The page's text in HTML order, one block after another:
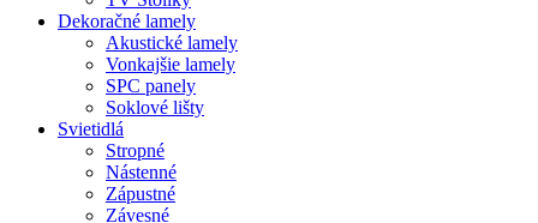
Dekoračné lamely
Akustické lamely
Vonkajšie lamely
SPC panely
Soklové lišty
Svietidlá
Stropné
Nástenné
Zápustné
Závesné